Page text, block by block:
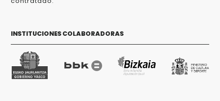
INSTITUCIONES COLABORADORAS